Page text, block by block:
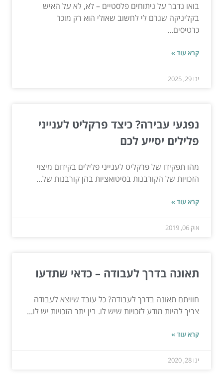
בואו נדבר על ניתוחים פלסטיים – לא, לא על האיש
בקליניקה שגרם לי לחשוב שאולי הוא רק מוכר
כרטיסים...
קרא עוד »
ינו 29, 2025
נפגעי עבירה? כיצד פרקליט לענייני
פלילים יסייע לכם
מהו תפקידו של פרקליט לענייני פלילים בקידום מיצוי
הזכויות של הקורבנות בסיטואציות בהן קורבנות של...
קרא עוד »
אוק 06, 2019
תאונה בדרך לעבודה – כדאי שתדעו
חוויתם תאונה בדרך לעבודה? כל עובד שיוצא לעבודה
צריך להיות מודע לזכויות שיש לו. בין יתר הזכויות יש לו...
קרא עוד »
ינו 28, 2020